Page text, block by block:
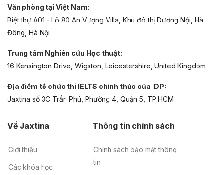
Văn phòng tại Việt Nam:
Biệt thự A01 - Lô 80 An Vượng Villa, Khu đô thị Dương Nội, Hà
Đông, Hà Nội
Trung tâm Nghiên cứu Học thuật:
16 Kensington Drive, Wigston, Leicestershire, United Kingdom
Địa điểm tổ chức thi IELTS chính thức của IDP:
Jaxtina số 3C Trần Phú, Phường 4, Quận 5, TP.HCM
Về Jaxtina
Giới thiệu
Các khóa học
Thông tin chính sách
Chính sách bảo mật thông
tin